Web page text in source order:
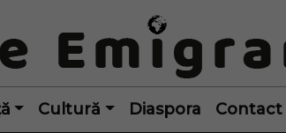
Cultură Diaspora Contact